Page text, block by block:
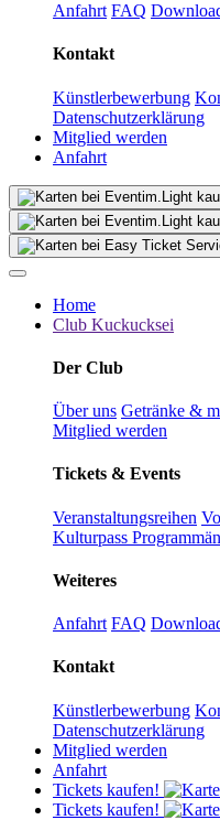
Anfahrt FAQ
Kontakt
Künstlerbewerbung
Datenschutzerklärung
Mitglied werden
Anfahrt
Home
Club Kuckucksei
Der Club
Über uns Getränke &
Mitglied werden
Tickets & Events
Veranstaltungsreihen
Kulturpass
Weiteres
Anfahrt FAQ
Kontakt
Künstlerbewerbung
Datenschutzerklärung
Mitglied werden
Anfahrt
Tickets kaufen!
Tickets kaufen!